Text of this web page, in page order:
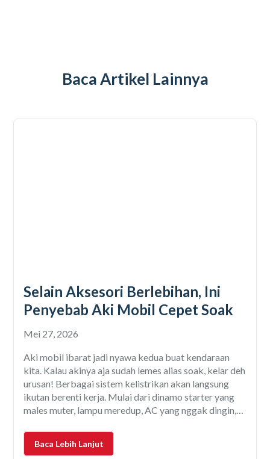
Baca Artikel Lainnya
Selain Aksesori Berlebihan, Ini
Penyebab Aki Mobil Cepet Soak
Mei 27, 2026
Aki mobil ibarat jadi nyawa kedua buat kendaraan
kita. Kalau akinya aja sudah lemes alias soak, kelar deh
urusan! Berbagai sistem kelistrikan akan langsung
ikutan berenti kerja. Mulai dari dinamo starter yang
males muter, lampu meredup, AC yang nggak dingin,
elektronik yang mulai sensitif langsung pada error.
Pokoknya semuanya butuh
Baca Lebih Lanjut